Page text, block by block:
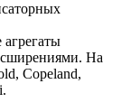
На
Copeland,